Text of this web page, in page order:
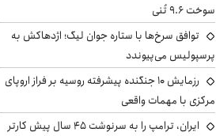
سوخت ۹.۶ تُنی
توافق سرخ‌ها با ستاره جوان لیگ؛ اژدهاکش به
پرسپولیس می‌پیوندد
رزمایش ۱۰ جنگنده پیشرفته روسیه بر فراز اروپای
مرکزی با مهمات واقعی
ایران، ترامپ را به سرنوشت ۴۵ سال پیش کارتر